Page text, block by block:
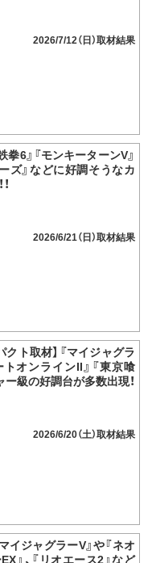
2026/7/12（日）
拳6』『モンキーターンV』
ズ』などに好調そうなカ
2026/6/21（日）
クト取材】『マイジャグラ
トオンラインII』『東京喰
ー級の好調台が多数出現！
2026/6/20（土）
イジャグラーV』や『ネオ
』、『リオエース2』など